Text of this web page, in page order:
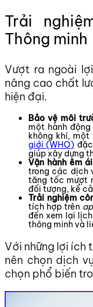
Trải
Thông minh
Vượt ra ngoài
nâng cao chất
hiện đại.
Bảo vệ môi
một hành
không khí, một
giới (WHO)
giúp xây dựng
Vận hành êm
trong các dịch
tăng tốc mượt
đối tượng, kể
Trải nghiệm
tích hợp trên
đến xem lại
thông minh và
Với những lợi ích
nên chọn dịch
chọn phổ biến